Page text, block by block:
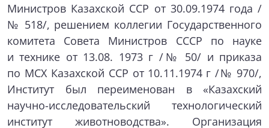
Министров Казахской ССР от 30.09.1974 года /
№ 518/, решением коллегии Государственного
комитета Совета Министров СССР по науке
и технике от 13.08. 1973 г /№ 50/ и приказа
по МСХ Казахской ССР от 10.11.1974 г /№ 970/,
Институт был переименован в «Казахский
научно-исследовательский технологический
институт животноводства». Организация